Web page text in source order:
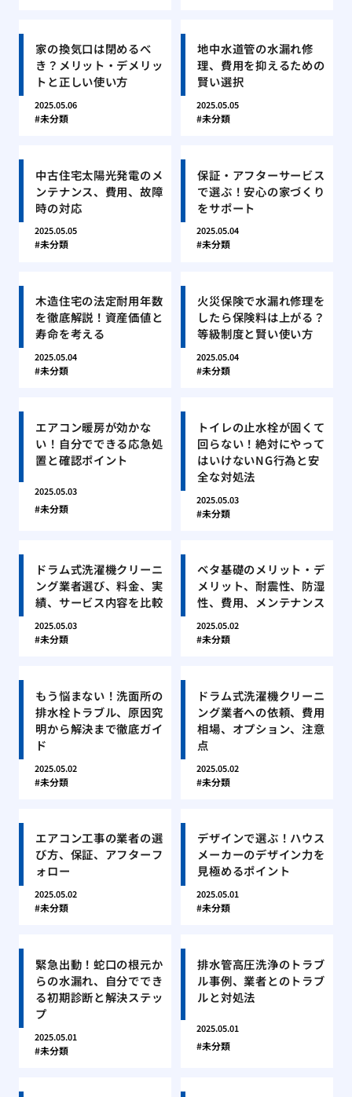
家の換気口は閉めるべ
き？メリット・デメリッ
トと正しい使い方
2025.05.06
未分類
地中水道管の水漏れ修
理、費用を抑えるための
賢い選択
2025.05.05
未分類
中古住宅太陽光発電のメ
ンテナンス、費用、故障
時の対応
2025.05.05
未分類
保証・アフターサービス
で選ぶ！安心の家づくり
をサポート
2025.05.04
未分類
木造住宅の法定耐用年数
を徹底解説！資産価値と
寿命を考える
2025.05.04
未分類
火災保険で水漏れ修理を
したら保険料は上がる？
等級制度と賢い使い方
2025.05.04
未分類
エアコン暖房が効かな
い！自分でできる応急処
置と確認ポイント
2025.05.03
未分類
トイレの止水栓が固くて
回らない！絶対にやって
はいけないNG行為と安
全な対処法
2025.05.03
未分類
ドラム式洗濯機クリーニ
ング業者選び、料金、実
績、サービス内容を比較
2025.05.03
未分類
ベタ基礎のメリット・デ
メリット、耐震性、防湿
性、費用、メンテナンス
2025.05.02
未分類
もう悩まない！洗面所の
排水栓トラブル、原因究
明から解決まで徹底ガイ
ド
2025.05.02
未分類
ドラム式洗濯機クリーニ
ング業者への依頼、費用
相場、オプション、注意
点
2025.05.02
未分類
エアコン工事の業者の選
び方、保証、アフターフ
ォロー
2025.05.02
未分類
デザインで選ぶ！ハウス
メーカーのデザイン力を
見極めるポイント
2025.05.01
未分類
緊急出動！蛇口の根元か
らの水漏れ、自分ででき
る初期診断と解決ステッ
プ
2025.05.01
未分類
排水管高圧洗浄のトラブ
ル事例、業者とのトラブ
ルと対処法
2025.05.01
未分類